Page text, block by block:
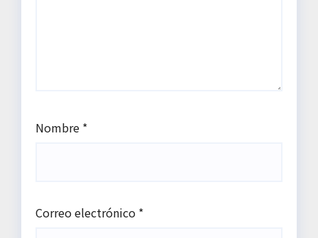
Nombre *
Correo electrónico *